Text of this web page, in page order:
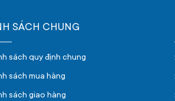
SÁCH CHUNG
sách quy định chung
sách mua hàng
sách giao hàng